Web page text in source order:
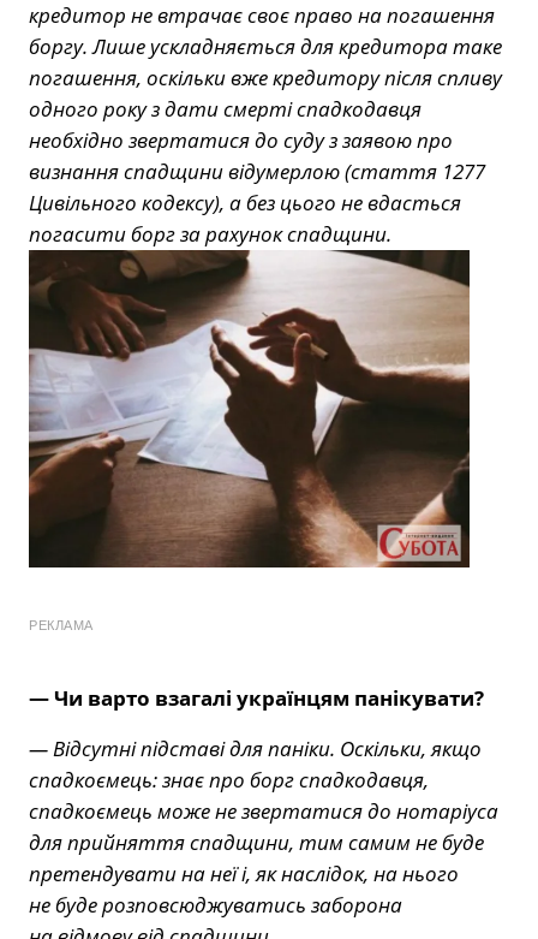
кредитор не втрачає своє право на погашення
боргу. Лише ускладняється для кредитора таке
погашення, оскільки вже кредитору після спливу
одного року з дати смерті спадкодавця
необхідно звертатися до суду з заявою про
визнання спадщини відумерлою (стаття 1277
Цивільного кодексу), а без цього не вдасться
погасити борг за рахунок спадщини.
РЕКЛАМА
— Чи варто взагалі українцям панікувати?
— Відсутні підставі для паніки. Оскільки, якщо
спадкоємець: знає про борг спадкодавця,
спадкоємець може не звертатися до нотаріуса
для прийняття спадщини, тим самим не буде
претендувати на неї і, як наслідок, на нього
не буде розповсюджуватись заборона